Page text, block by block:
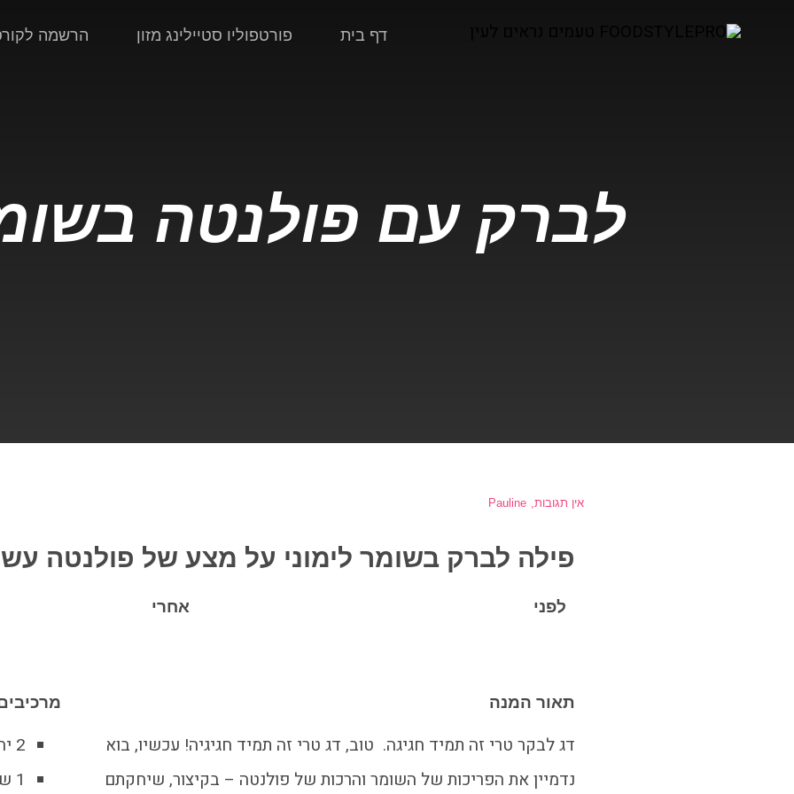
דף בית פורטפוליו סטיילינג מזון הרשמה לקורס
לברק עם פולנטה
אין תגובות Pauline
פילה לברק בשומר לימוני על מצע של פולנטה
לפני אחרי
תאור המנה
דג לבקר טרי זה תמיד חגיגה. טוב, דג טרי זה תמיד חגיגיה! עכשיו, בוא
נדמיין את הפריכות של השומר והרכות של פולנטה – בקיצור, שיחקתם
מרכיבים ל-2
2 יח' פילה לברק
1 שן שום